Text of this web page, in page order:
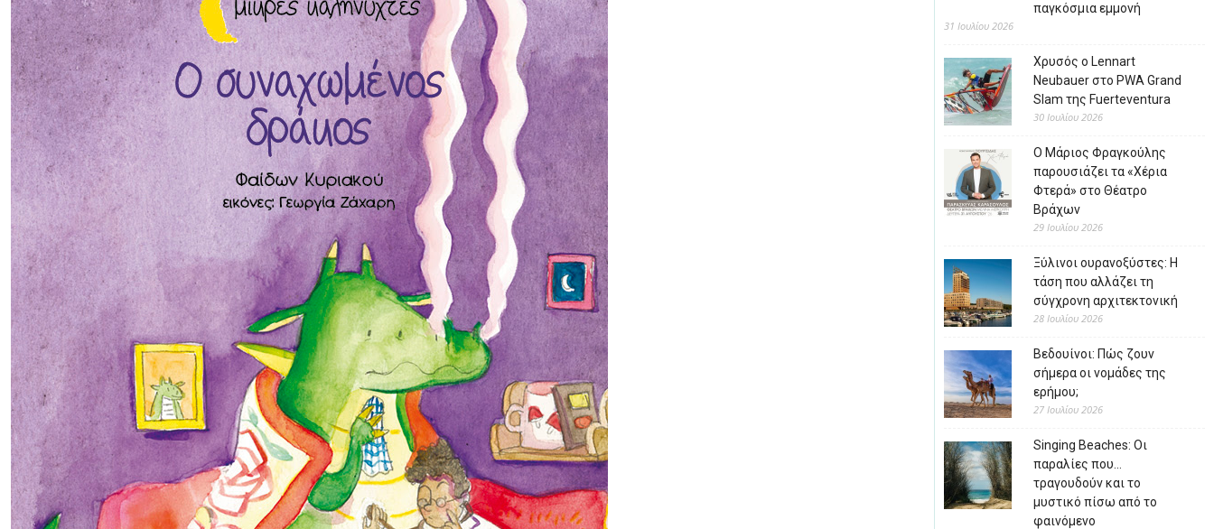
παγκόσμια εμμονή
31 Ιουλίου 2026
Χρυσός ο Lennart
Neubauer στο PWA Grand
Slam της Fuerteventura
30 Ιουλίου 2026
Ο Μάριος Φραγκούλης
παρουσιάζει τα «Χέρια
Φτερά» στο Θέατρο
Βράχων
29 Ιουλίου 2026
Ξύλινοι ουρανοξύστες: Η
τάση που αλλάζει τη
σύγχρονη αρχιτεκτονική
28 Ιουλίου 2026
Βεδουίνοι: Πώς ζουν
σήμερα οι νομάδες της
ερήμου;
27 Ιουλίου 2026
Singing Beaches: Οι
παραλίες που…
τραγουδούν και το
μυστικό πίσω από το
φαινόμενο